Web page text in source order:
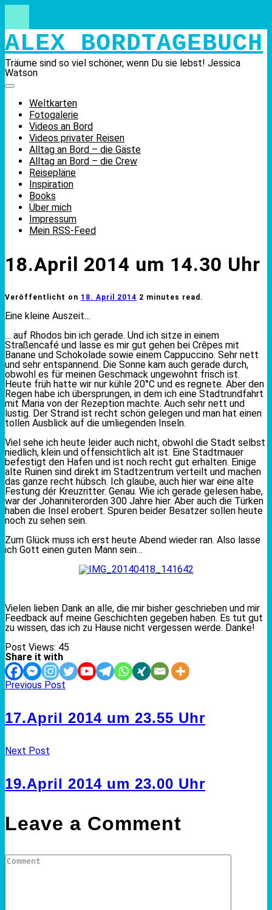
Skip
content
ALEX BORDTAGEBUCH
Träume sind so viel schöner, wenn Du sie lebst! Jessica
Watson
Weltkarten
Fotogalerie
Videos an Bord
Videos privater Reisen
Alltag an Bord – die Gäste
Alltag an Bord – die Crew
Reisepläne
Inspiration
Books
Über mich
Impressum
Mein RSS-Feed
18.April 2014 um 14.30 Uhr
Veröffentlicht on 18. April 2014 2 minutes read.
Eine kleine Auszeit…
… auf Rhodos bin ich gerade. Und ich sitze in einem
Straßencafé und lasse es mir gut gehen bei Crêpes mit
Banane und Schokolade sowie einem Cappuccino. Sehr nett
und sehr entspannend. Die Sonne kam auch gerade durch,
obwohl es für meinen Geschmack ungewohnt frisch ist.
Heute früh hatte wir nur kühle 20°C und es regnete. Aber den
Regen habe ich übersprungen, in dem ich eine Stadtrundfahrt
mit Maria von der Rezeption machte. Auch sehr nett und
lustig. Der Strand ist recht schön gelegen und man hat einen
tollen Ausblick auf die umliegenden Inseln.
Viel sehe ich heute leider auch nicht, obwohl die Stadt selbst
niedlich, klein und offensichtlich alt ist. Eine Stadtmauer
befestigt den Hafen und ist noch recht gut erhalten. Einige
alte Ruinen sind direkt im Stadtzentrum verteilt und machen
das ganze recht hübsch. Ich glaube, auch hier war eine alte
Festung dér Kreuzritter. Genau. Wie ich gerade gelesen habe,
war der Johanniterorden 300 Jahre hier. Aber auch die Türken
haben die Insel erobert. Spuren beider Besatzer sollen heute
noch zu sehen sein.
Zum Glück muss ich erst heute Abend wieder ran. Also lasse
ich Gott einen guten Mann sein…
Vielen lieben Dank an alle, die mir bisher geschrieben und mir
Feedback auf meine Geschichten gegeben haben. Es tut gut
zu wissen, das ich zu Hause nicht vergessen werde. Danke!
Post Views: 45
Share it with
Previous Post
17.April 2014 um 23.55 Uhr
Next Post
19.April 2014 um 23.00 Uhr
Leave a Comment